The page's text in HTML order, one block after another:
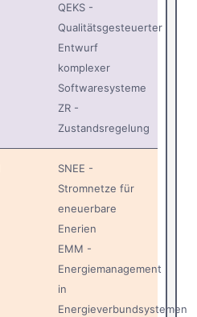
QEKS -
Qualitätsgesteuerter
Entwurf
komplexer
Softwaresysteme
ZR -
Zustandsregelung
SNEE -
Stromnetze für
eneuerbare
Enerien
EMM -
Energiemanagement
in
Energieverbundsystemen